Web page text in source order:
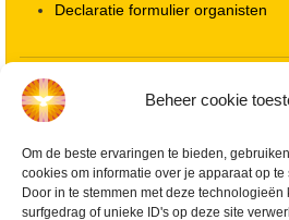
Beheer cookie
Om de beste ervaringen te bieden,
cookies om informatie over je apparaat op
Door in te stemmen met deze
surfgedrag of unieke ID's op deze site
Declaratie formulier organisten
Locatie kerk
ANBI informatie PGWD
Vrienden van de Grote Kerk
Info Kerkelijke gebouwen / koster
Redactiestatuut voor kerkblad en